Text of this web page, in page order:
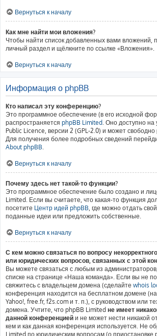
Вернуться к началу
Как мне найти мои вложения?
Чтобы найти список добавленных вами вложений,
личный раздел и щёлкните по ссылке «Вложения».
Вернуться к началу
Информация о phpBB
Кто написал эту конференцию?
Это программное обеспечение (в его исходной
распространяется phpBB Limited. Оно доступно на
Public Licence, версии 2 (GPL-2.0) и может свободно
Для получения более подробных сведений
About phpBB.
Вернуться к началу
Почему здесь нет такой-то функции?
Это программное обеспечение было создано и
Limited. Если вы считаете, что какая-то функция
посетите Центр идей phpBB, где можно отдать
поданные идеи или предложить собственные.
Вернуться к началу
С кем можно связаться по вопросу
или юридических вопросов, связанных с этой
Вы можете связаться с любым из
списке на странице «Наша команда». Если вы не
свяжитесь с владельцем домена (сделайте whois
конференция находится на бесплатном домене
Yahoo!, free.fr, f2s.com и т. п.), с руководством или
домена. Учтите, что phpBB Limited не имеет
данной конференцией и не может нести никакой
кем и как данная конференция используется. Не
Limited по юридическим вопросам (о приостановке